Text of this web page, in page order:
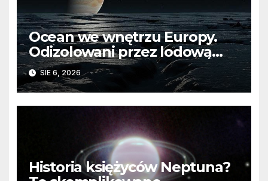
Ocean we wnętrzu Europy.
Odizolowani przez lodową
barierę
SIE 6, 2026
Historia księżyców Neptuna?